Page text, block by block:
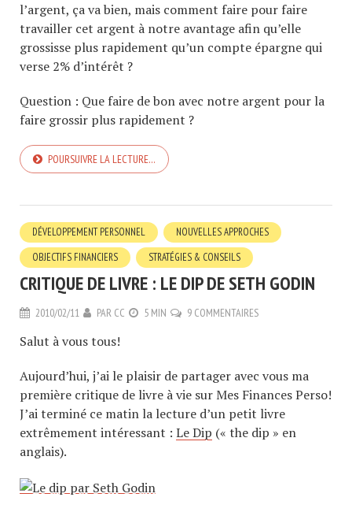
l’argent, ça va bien, mais comment faire pour faire
travailler cet argent à notre avantage afin qu’elle
grossisse plus rapidement qu’un compte épargne qui
verse 2% d’intérêt ?
Question : Que faire de bon avec notre argent pour la
faire grossir plus rapidement ?
POURSUIVRE LA LECTURE…
DÉVELOPPEMENT PERSONNEL
NOUVELLES APPROCHES
OBJECTIFS FINANCIERS
STRATÉGIES & CONSEILS
CRITIQUE DE LIVRE : LE DIP DE SETH GODIN
2010/02/11 PAR CC 5 MIN 9 COMMENTAIRES
Salut à vous tous!
Aujourd’hui, j’ai le plaisir de partager avec vous ma
première critique de livre à vie sur Mes Finances Perso!
J’ai terminé ce matin la lecture d’un petit livre
extrêmement intéressant : Le Dip (« the dip » en
anglais).